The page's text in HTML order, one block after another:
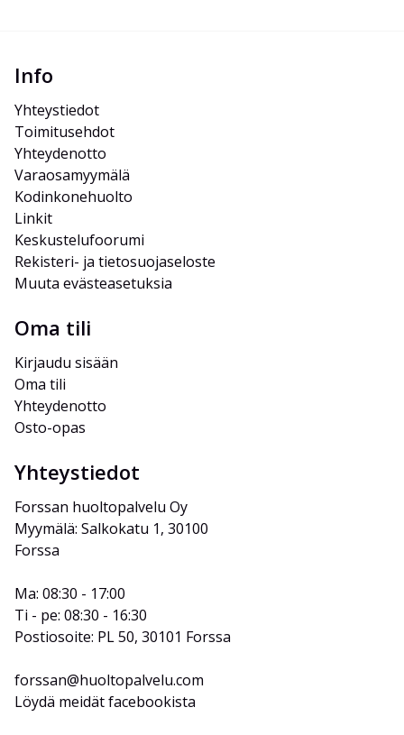
Info
Yhteystiedot
Toimitusehdot
Yhteydenotto
Varaosamyymälä
Kodinkonehuolto
Linkit
Keskustelufoorumi
Rekisteri- ja tietosuojaseloste
Muuta evästeasetuksia
Oma tili
Kirjaudu sisään
Oma tili
Yhteydenotto
Osto-opas
Yhteystiedot
Forssan huoltopalvelu Oy
Myymälä: Salkokatu 1, 30100
Forssa
Ma: 08:30 - 17:00
Ti - pe: 08:30 - 16:30
Postiosoite: PL 50, 30101 Forssa
forssan@huoltopalvelu.com
Löydä meidät facebookista